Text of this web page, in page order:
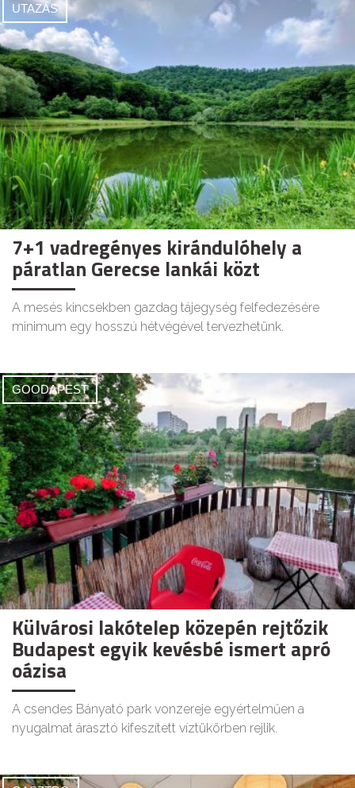
UTAZÁS
7+1 vadregényes kirándulóhely a
páratlan Gerecse lankái közt
A mesés kincsekben gazdag tájegység felfedezésére
minimum egy hosszú hétvégével tervezhetünk.
GOODAPEST
Külvárosi lakótelep közepén rejtőzik
Budapest egyik kevésbé ismert apró
oázisa
A csendes Bányató park vonzereje egyértelműen a
nyugalmat árasztó kifeszített víztükörben rejlik.